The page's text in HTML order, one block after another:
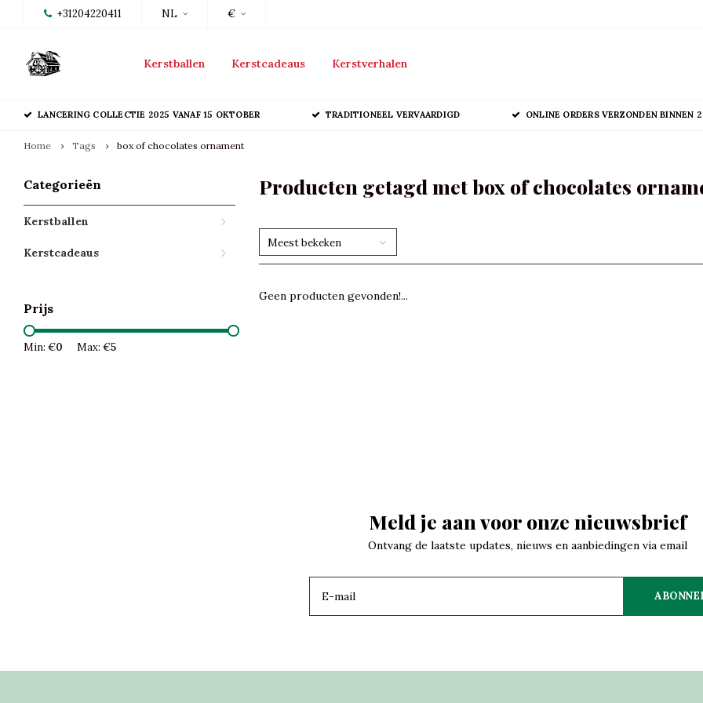
+31204220411 NL €
Kerstballen Kerstcadeaus Kerstverhalen
LANCERING COLLECTIE 2025 VANAF 15 OKTOBER TRADITIONEEL VERVAARDIGD ONLINE ORDERS VERZONDEN BINNEN
Home Tags box of chocolates ornament
Categorieën
Kerstballen
Kerstcadeaus
Prijs
Min: €0 Max: €5
Producten getagd met box of chocolates
Meest bekeken
Geen producten gevonden!...
Meld je aan voor onze nieuwsbrief
Ontvang de laatste updates, nieuws en aanbiedingen via email